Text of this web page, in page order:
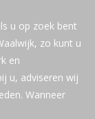
u op zoek bent
zo kunt u
en
u, adviseren wij
Wanneer